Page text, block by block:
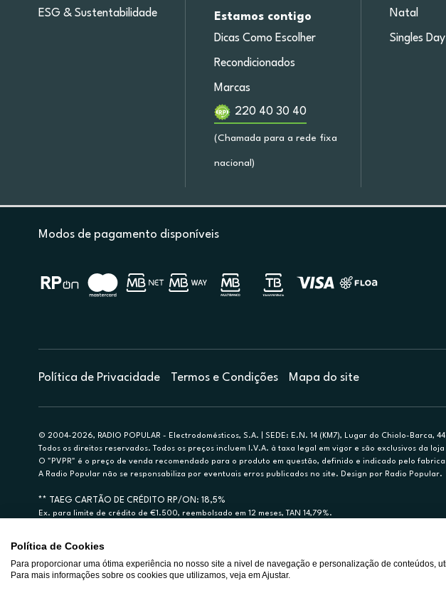
ESG & Sustentabilidade Estamos contigo
Dicas Como Escolher
Recondicionados
Marcas
220 40 30 40
(Chamada para a rede fixa
nacional)
Natal
Singles Day
Modos de pagamento disponíveis
Política de Privacidade Termos e Condições Mapa do site
© 2004-2026, RADIO POPULAR - Electrodomésticos, S.A. | SEDE: E.N. 14 (KM7), Lugar do Chiolo-Barca,
Todos os direitos reservados. Todos os preços incluem I.V.A. à taxa legal em vigor e são exclusivos da
O "PVPR" é o preço de venda recomendado para o produto em questão, definido e indicado pelo
A Radio Popular não se responsabiliza por eventuais erros publicados no site. Design por Radio Popular.
** TAEG CARTÃO DE CRÉDITO RP/ON: 18,5%
Ex. para limite de crédito de €1.500, reembolsado em 12 meses, TAN 14,79%.
A Rádio Popular – Eletrodomésticos S.A. (Registo BdP848) atua como intermediário de crédito a título
Política de Cookies
Para proporcionar uma ótima experiência no nosso site a nivel de navegação e personalização de conteúdos,
Para mais informações sobre os cookies que utilizamos, veja em Ajustar.